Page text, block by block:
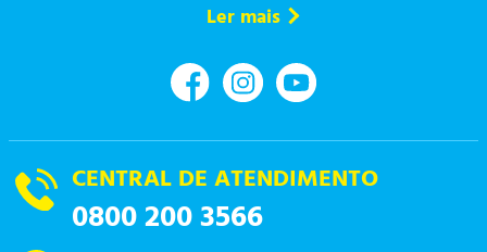
Ler mais
CENTRAL DE ATENDIMENTO
0800 200 3566